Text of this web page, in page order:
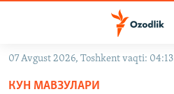
Асосий
07 Avgust 2026, Toshkent vaqti: 04:13
КУН МАВЗУЛАРИ